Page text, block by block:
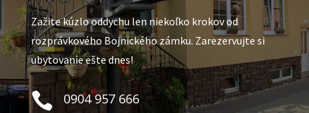
Zažite kúzlo oddychu len niekoľko krokov od
rozprávkového Bojnického zámku. Zarezervujte si
ubytovanie ešte dnes!
 0904 957 666